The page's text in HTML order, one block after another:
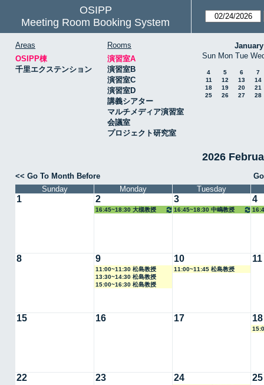
OSIPP
Meeting Room Booking System
Areas
OSIPP棟
千里エクステンション
Rooms
演習室A
演習室B
演習室C
演習室D
講義シアター
マルチメディア演習室
会議室
プロジェクト研究室
Sun Mon Tue
4 5 6
7
11
12 13
14
18
19 20
21
25
26 27 28
2026
<< Go To Month Before
Sunday
Monday Tuesday
1 2
16:45~18:30 大槻教授
3
16:45~18:30 中嶋教授
4
8 9
11:00~11:30 松島教授
13:30~14:30 松島教授
15:00~16:30 松島教授
10
11:00~11:45 松島教授
11
15 16 17 18
22 23 24 25